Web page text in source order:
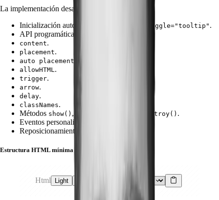
La implementación desarrollada incluye:
Inicialización automática mediante
data-toggle="tooltip" .
API programática.
content.
placement.
auto placement
allowHTML .
trigger.
arrow.
delay.
classNames.
Métodos show() , destroy() .
Eventos personalizados.
Reposicionamiento automático.
Estructura HTML mínima
Html Light